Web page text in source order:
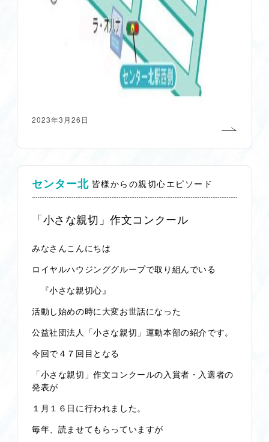
2023年3月26日
センター北 皆様からの親切心エピソード
「小さな親切」作文コンクール
みなさんこんにちは
ロイヤルハウジンググループで取り組んでいる
『小さな親切心』
活動し始めの時に大変お世話になった
公益社団法人「小さな親切」運動本部の紹介です。
今回で４７回目となる
「小さな親切」作文コンクールの入賞者・入選者の
発表が
１月１６日に行われました。
毎年、読ませてもらっていますが